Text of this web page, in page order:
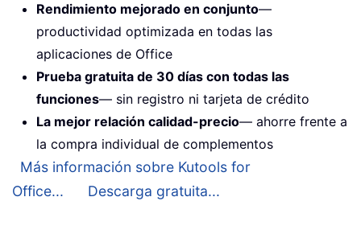
Rendimiento mejorado en conjunto—
productividad optimizada en todas las
aplicaciones de Office
Prueba gratuita de 30 días con todas las
funciones— sin registro ni tarjeta de crédito
La mejor relación calidad-precio— ahorre frente a
la compra individual de complementos
Más información sobre Kutools for
Office...
Descarga gratuita...